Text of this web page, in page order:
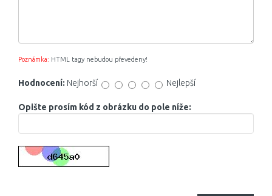
Poznámka: HTML tagy nebudou převedeny!
Hodnocení: Nejhorší Nejlepší
Opište prosím kód z obrázku do pole níže: